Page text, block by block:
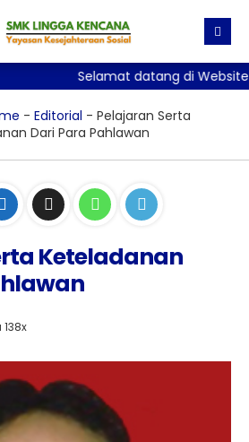
Selamat datang di Website
- Editorial - Pelajaran Serta
Dari Para Pahlawan
Keteladanan